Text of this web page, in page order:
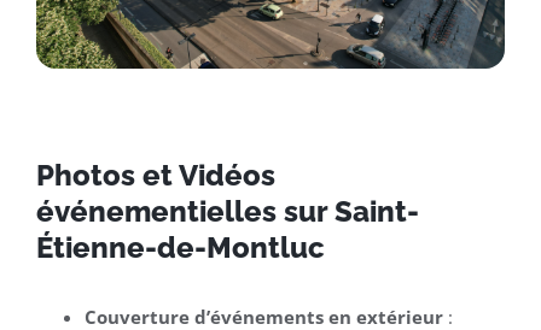
Photos et Vidéos
événementielles sur Saint-
Étienne-de-Montluc
Couverture d’événements en extérieur: